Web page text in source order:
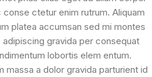
ctetur enim rutrum. Aliquam
platea accumsan sed mi montes
gravida per consequat
lobortis elem entum.
massa a dolor gravida parturient id